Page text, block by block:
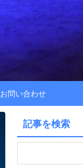
お問い合わせ
記事を検索